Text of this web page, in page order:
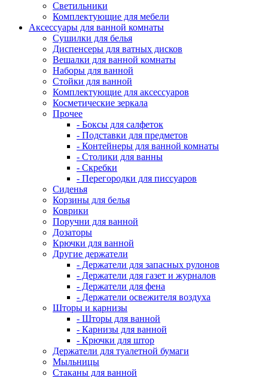
Светильники
Комплектующие для мебели
Аксессуары для ванной комнаты
Сушилки для белья
Диспенсеры для ватных дисков
Вешалки для ванной комнаты
Наборы для ванной
Стойки для ванной
Комплектующие для аксессуаров
Косметические зеркала
Прочее
- Боксы для салфеток
- Подставки для предметов
- Контейнеры для ванной комнаты
- Столики для ванны
- Скребки
- Перегородки для писсуаров
Сиденья
Корзины для белья
Коврики
Поручни для ванной
Дозаторы
Крючки для ванной
Другие держатели
- Держатели для запасных рулонов
- Держатели для газет и журналов
- Держатели для фена
- Держатели освежителя воздуха
Шторы и карнизы
- Шторы для ванной
- Карнизы для ванной
- Крючки для штор
Держатели для туалетной бумаги
Мыльницы
Стаканы для ванной